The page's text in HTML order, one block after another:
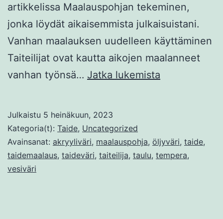
artikkelissa Maalauspohjan tekeminen,
jonka löydät aikaisemmista julkaisuistani.
Vanhan maalauksen uudelleen käyttäminen
Taiteilijat ovat kautta aikojen maalanneet
vanhan työnsä… Jatka lukemista
Julkaistu 5 heinäkuun, 2023
Kategoria(t): Taide, Uncategorized
Avainsanat: akryyliväri, maalauspohja, öljyväri, taide,
taidemaalaus, taideväri, taiteilija, taulu, tempera,
vesiväri